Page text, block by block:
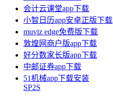
会计云课堂app下载
小智日历app安卓正版下载
muviz edge免费版下载
敦煌网商户版app下载
好分数家长版app下载
中邮证券app下载
51机械app下载安装
SP2S